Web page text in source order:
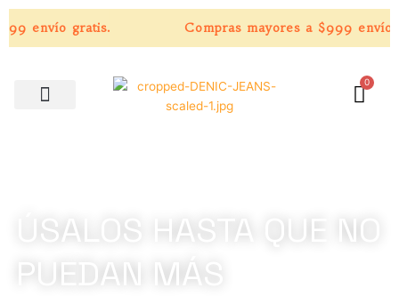
contenido
envío gratis. Compras mayores a $999 envío
0
ÚSALOS HASTA QUE NO
PUEDAN MÁS